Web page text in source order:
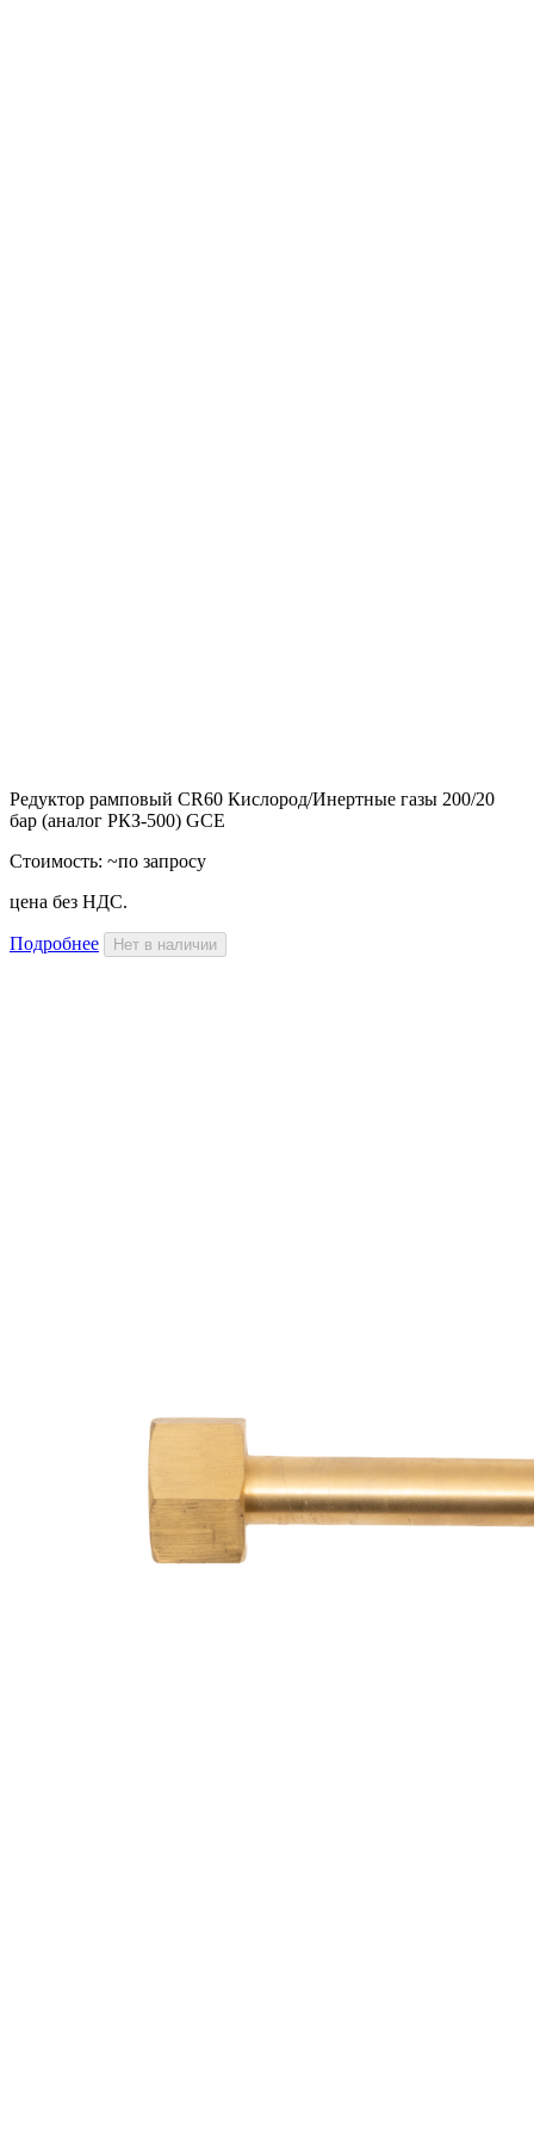
Редуктор рамповый CR60 Кислород/Инертные газы 200/20
бар (аналог РКЗ-500) GCE
Стоимость: ~по запросу
цена без НДС.
Подробнее Нет в наличии